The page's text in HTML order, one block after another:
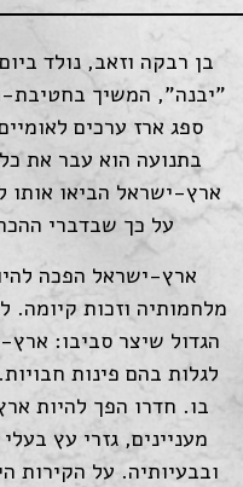
"יבנה", המשיך בחטיבת-
בתנועה הוא עבר את
ארץ-ישראל הביאו אותו
על כך שבדברי
ארץ-ישראל הפכה
מלחמותיה וזכות קיומה.
הגדול שיצר סביבו:
לגלות בהם פינות
בו. חדרו הפך להיות
מעניינים, גזרי עץ
ובבעיותיה. על הקירות